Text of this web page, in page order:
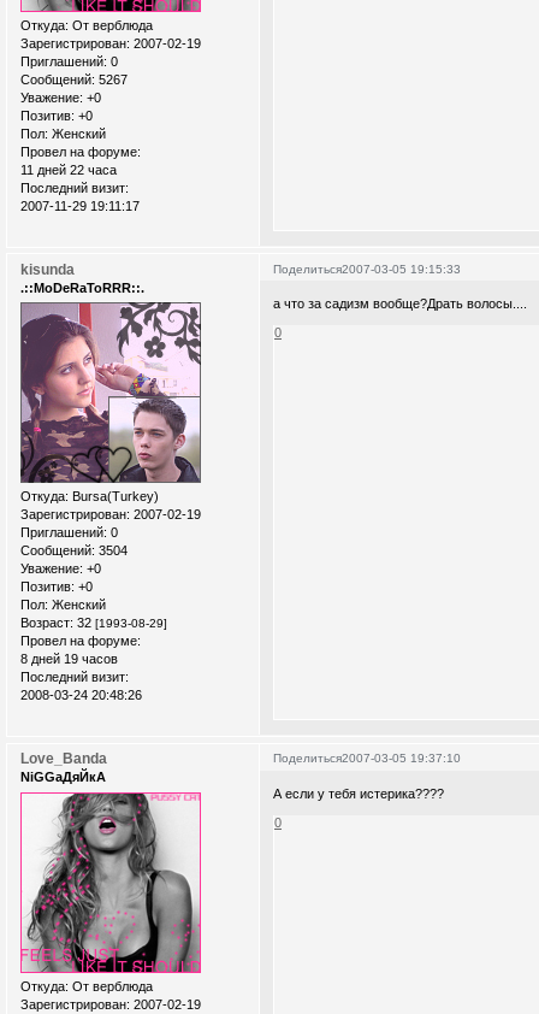
Откуда: От верблюда
Зарегистрирован: 2007-02-19
Приглашений: 0
Сообщений: 5267
Уважение: +0
Позитив: +0
Пол: Женский
Провел на форуме:
11 дней 22 часа
Последний визит:
2007-11-29 19:11:17
Поделиться2007-03-05 19:15:33
kisunda
.::MoDeRaToRRR::.
Откуда: Bursa(Turkey)
Зарегистрирован: 2007-02-19
Приглашений: 0
Сообщений: 3504
Уважение: +0
Позитив: +0
Пол: Женский
Возраст: 32 [1993-08-29]
Провел на форуме:
8 дней 19 часов
Последний визит:
2008-03-24 20:48:26
а что за садизм вообще?Драть волосы....
0
Поделиться2007-03-05 19:37:10
Love_Banda
NiGGaДяЙкА
Откуда: От верблюда
Зарегистрирован: 2007-02-19
А если у тебя истерика????
0